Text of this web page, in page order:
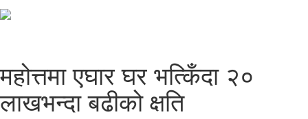
महोत्तमा एघार घर भत्किँदा २०
लाखभन्दा बढीको क्षति